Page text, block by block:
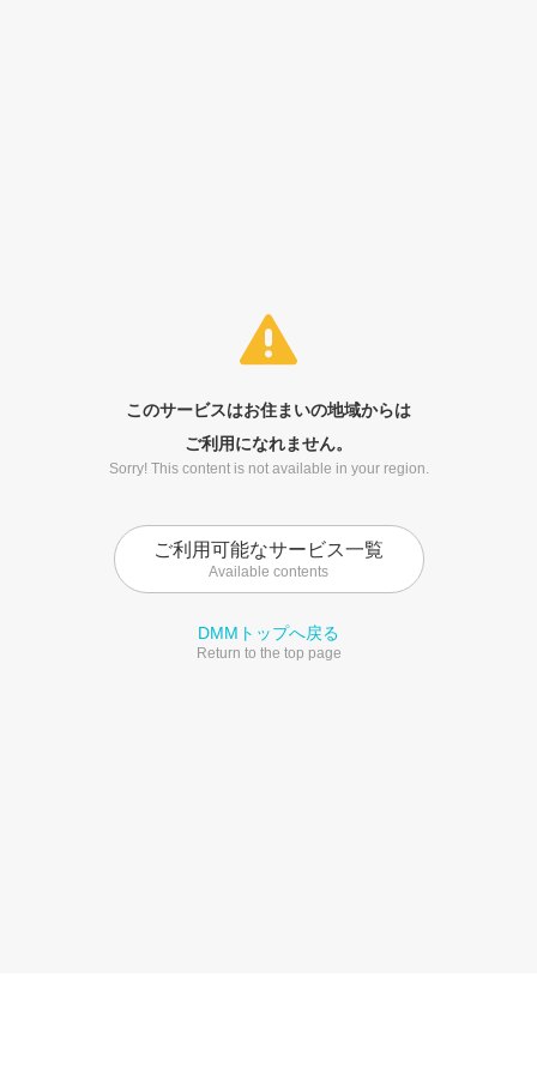
このサービスはお住まいの地域からは
ご利用になれません。
Sorry! This content is not available in your region.
ご利用可能なサービス一覧
Available contents
DMMトップへ戻る
Return to the top page